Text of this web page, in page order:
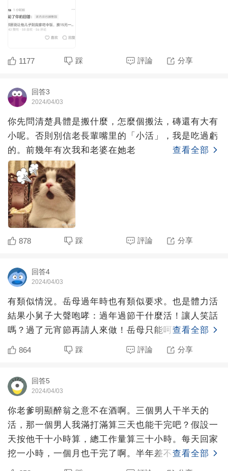
1177 踩 評論 分享
回答3
2024/04/03
你先問清楚具體是搬什麼，怎麼個搬法，磚還有大有
小呢。否則別信老長輩嘴里的「小活」，我是吃過虧
的。前幾年有次我和老婆在她老
查看全部
878 踩 評論 分享
回答4
2024/04/03
有類似情況。岳母過年時也有類似要求。也是體力活
結果小舅子大聲咆哮：過年過節干什麼活！讓人笑話
嗎？過了元宵節再請人來做！岳母只能呵呵一笑。
查看全部
864 踩 評論 分享
回答5
2024/04/03
你老爹明顯醉翁之意不在酒啊。三個男人干半天的
活，那一個男人我滿打滿算三天也能干完吧？假設一
天按他干十小時算，總工作量算三十小時。每天回家
挖一小時，一個月也干完了啊。半年差不多27周，不
想每天干，每個周
查看全部